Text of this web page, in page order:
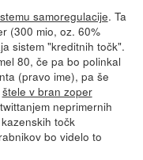
samoregulacije. Ta
(300 mio, oz. 60%
sistem "kreditnih točk".
80, če pa bo polinkal
(pravo ime), pa še
štele v bran zoper
neprimernih
točk
bo videlo to